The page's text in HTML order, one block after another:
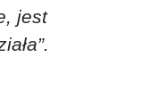
jest